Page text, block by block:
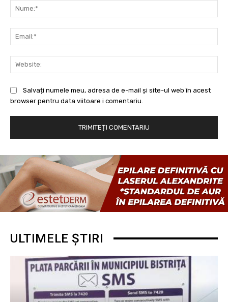
Salvați numele meu, adresa de e-mail și site-ul web în acest
browser pentru data viitoare i comentariu.
ULTIMELE ȘTIRI